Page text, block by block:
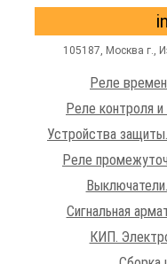
105187, Москва г.,
Реле
Реле контроля
Устройства
Реле
Сигнальная
КИП.